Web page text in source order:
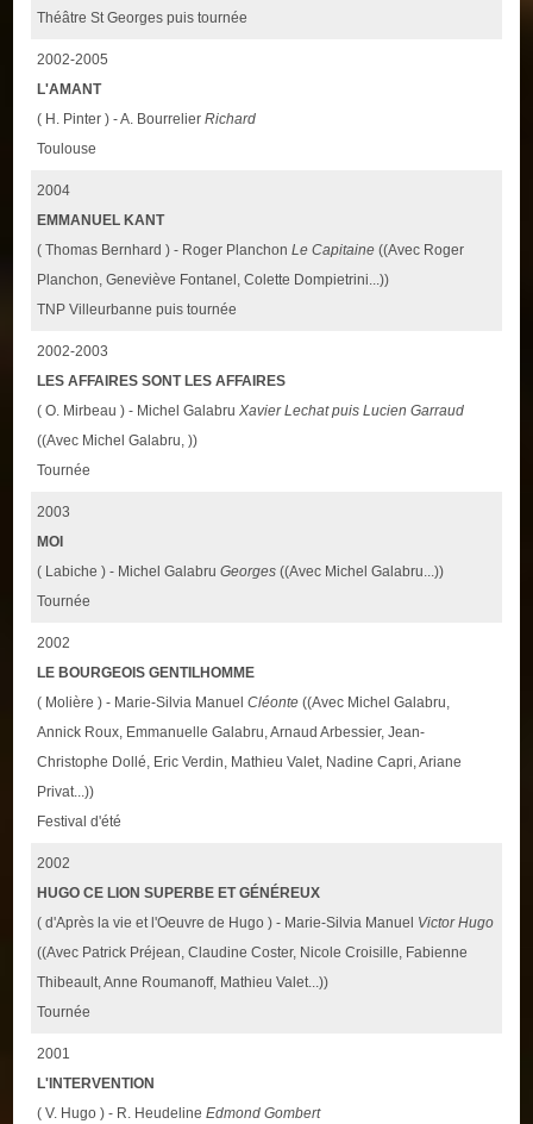
Théâtre St Georges puis tournée
2002-2005
L'AMANT
( H. Pinter ) - A. BourrelierRichard
Toulouse
2004
EMMANUEL KANT
( Thomas Bernhard ) - Roger PlanchonLe Capitaine ((Avec Roger
Planchon, Geneviève Fontanel, Colette Dompietrini...))
TNP Villeurbanne puis tournée
2002-2003
LES AFFAIRES SONT LES AFFAIRES
( O. Mirbeau ) - Michel GalabruXavier Lechat puis Lucien Garraud
((Avec Michel Galabru, ))
Tournée
2003
MOI
( Labiche ) - Michel GalabruGeorges ((Avec Michel Galabru...))
Tournée
2002
LE BOURGEOIS GENTILHOMME
( Molière ) - Marie-Silvia ManuelCléonte ((Avec Michel Galabru,
Annick Roux, Emmanuelle Galabru, Arnaud Arbessier, Jean-
Christophe Dollé, Eric Verdin, Mathieu Valet, Nadine Capri, Ariane
Privat...))
Festival d'été
2002
HUGO CE LION SUPERBE ET GÉNÉREUX
( d'Après la vie et l'Oeuvre de Hugo ) - Marie-Silvia Manuel Victor Hugo
((Avec Patrick Préjean, Claudine Coster, Nicole Croisille, Fabienne
Thibeault, Anne Roumanoff, Mathieu Valet...))
Tournée
2001
L'INTERVENTION
( V. Hugo ) - R. HeudelineEdmond Gombert